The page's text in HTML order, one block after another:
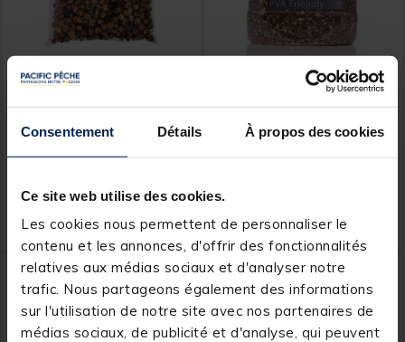
Consentement Détails À propos des cookies
Ce site web utilise des cookies.
Les cookies nous permettent de personnaliser le
contenu et les annonces, d'offrir des fonctionnalités
relatives aux médias sociaux et d'analyser notre
trafic. Nous partageons également des informations
sur l'utilisation de notre site avec nos partenaires de
médias sociaux, de publicité et d'analyse, qui peuvent
STARBAITS
Ready Seed Tigernuts
[object Object] out of 5 Customer Rating
(2)
14,99 € Ajouter au panier
Expédition sous 24 h
DYNAMITE BAITS
Graines cuites carpe
dynamite baits carptec
particles hemp
13,
Expédition sous 24 h